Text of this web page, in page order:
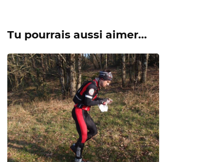
Tu pourrais aussi aimer...